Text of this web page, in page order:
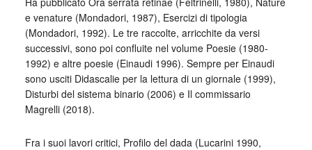
e venature (Mondadori, 1987), Esercizi di tipologia
(Mondadori, 1992). Le tre raccolte, arricchite da versi
successivi, sono poi confluite nel volume Poesie (1980-
1992) e altre poesie (Einaudi 1996). Sempre per Einaudi
sono usciti Didascalie per la lettura di un giornale (1999),
Disturbi del sistema binario (2006) e Il commissario
Magrelli (2018).
Fra i suoi lavori critici, Profilo del dada (Lucarini 1990,